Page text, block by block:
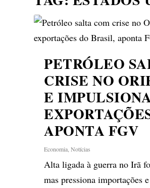
PETRÓLEO
CRISE NO
E
APONTA FGV
Economia ,Notícias
Alta ligada à guerra no Irã
mas pressiona importações